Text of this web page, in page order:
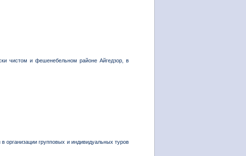
чистом и фешенебельном районе Айгедзор, в
организации групповых и индивидуальных туров